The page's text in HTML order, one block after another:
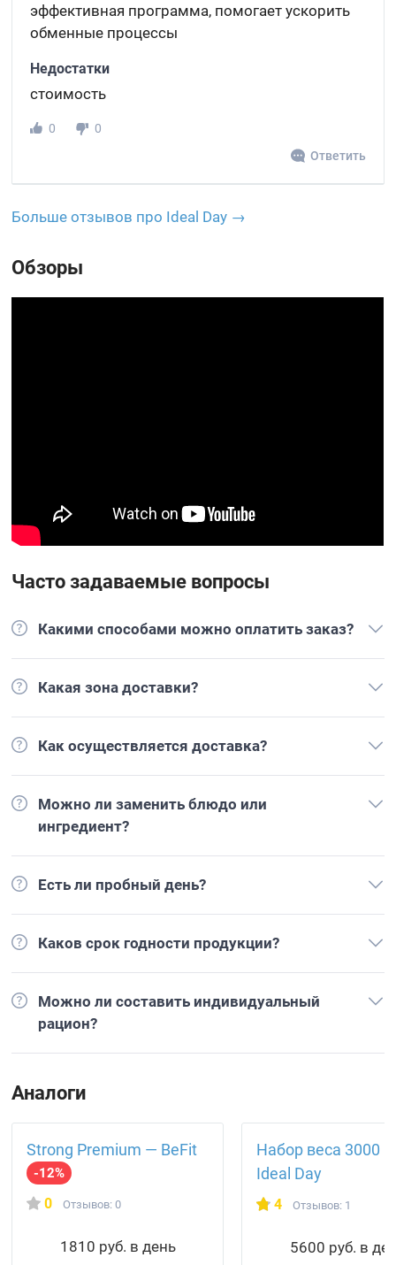
эффективная программа, помогает ускорить
обменные процессы
Недостатки
стоимость
0
0
Ответить
Больше отзывов про Ideal Day →
Обзоры
Часто задаваемые вопросы
Какими способами можно оплатить заказ?
Какая зона доставки?
Как осуществляется доставка?
Можно ли заменить блюдо или
ингредиент?
Есть ли пробный день?
Каков срок годности продукции?
Можно ли составить индивидуальный
рацион?
Аналоги
Strong Premium — BeFit
-12%
0 Отзывов: 0
1810 руб. в день
Набор веса 3000 —
Ideal Day
4 Отзывов: 1
5600 руб. в